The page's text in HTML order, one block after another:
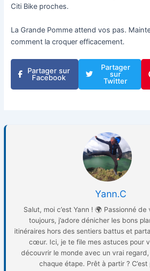
Citi Bike proches.
La Grande Pomme attend vos pas.
comment la croquer efficacement.
Partager sur
Facebook
Partager
sur
Twitter
Yann.C
Salut, moi c’est Yann ! 🌍 Passionné
toujours, j’adore dénicher les bons
itinéraires hors des sentiers battus et
cœur. Ici, je te file mes astuces pour
découvrir le monde avec un vrai
chaque étape. Prêt à partir ?